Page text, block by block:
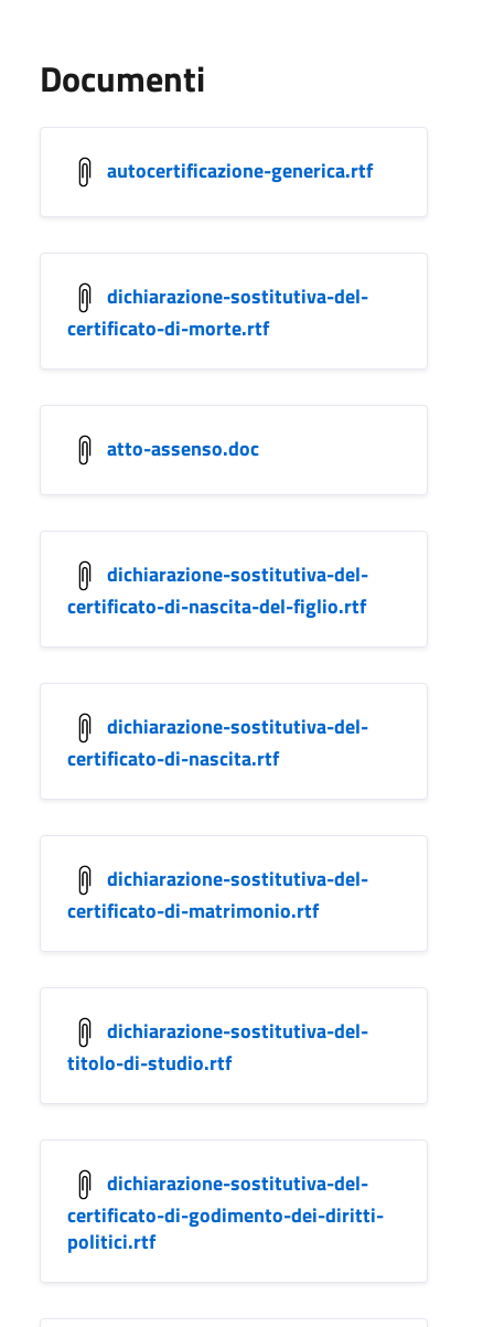
Documenti
autocertificazione-generica.rtf
dichiarazione-sostitutiva-del-
certificato-di-morte.rtf
atto-assenso.doc
dichiarazione-sostitutiva-del-
certificato-di-nascita-del-figlio.rtf
dichiarazione-sostitutiva-del-
certificato-di-nascita.rtf
dichiarazione-sostitutiva-del-
certificato-di-matrimonio.rtf
dichiarazione-sostitutiva-del-
titolo-di-studio.rtf
dichiarazione-sostitutiva-del-
certificato-di-godimento-dei-diritti-
politici.rtf